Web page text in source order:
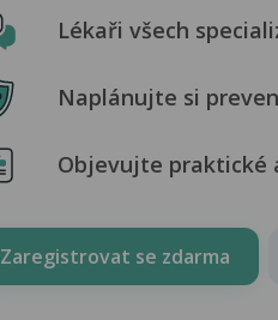
Lékaři všech
Naplánujte si
Objevujte praktické
Zaregistrovat se zdarma